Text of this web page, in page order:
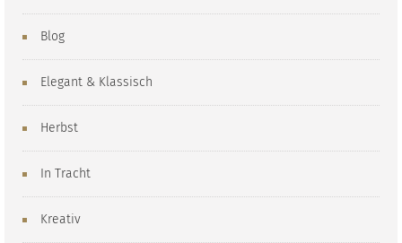
Blog
Elegant & Klassisch
Herbst
In Tracht
Kreativ